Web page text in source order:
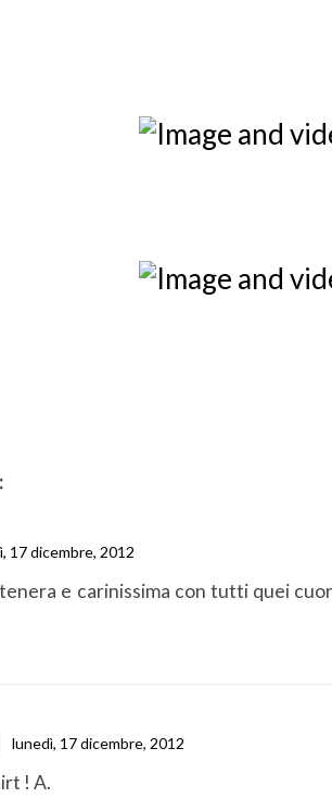
17 dicembre, 2012
e carinissima con tutti quei
lunedì, 17 dicembre, 2012
! A.